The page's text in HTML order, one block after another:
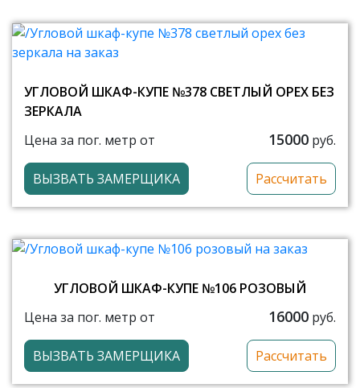
УГЛОВОЙ ШКАФ-КУПЕ №378 СВЕТЛЫЙ ОРЕХ БЕЗ
ЗЕРКАЛА
Цена за пог. метр от
15000 руб.
ВЫЗВАТЬ ЗАМЕРЩИКА Рассчитать
УГЛОВОЙ ШКАФ-КУПЕ №106 РОЗОВЫЙ
Цена за пог. метр от
16000 руб.
ВЫЗВАТЬ ЗАМЕРЩИКА Рассчитать